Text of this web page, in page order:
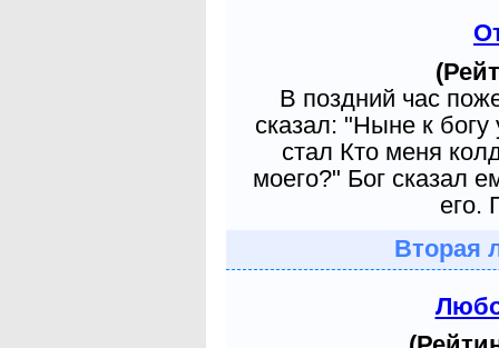
В поздний час
сказал: "Ныне к
стал Кто меня
моего?" Бог сказал
его.
Вторая